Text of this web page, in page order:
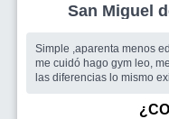
Simple ,aparenta menos edad deseo viajar con gente
me cuidó hago gym leo,
las diferencias lo mismo exijo
Grupos de